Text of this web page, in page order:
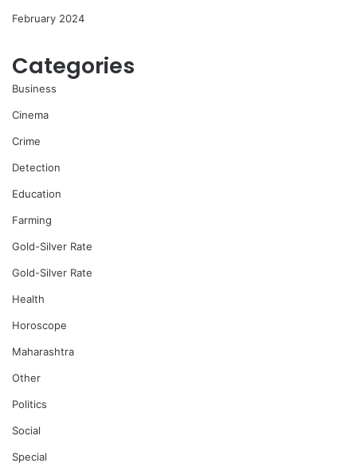
February 2024
Categories
Business
Cinema
Crime
Detection
Education
Farming
Gold-Silver Rate
Gold-Silver Rate
Health
Horoscope
Maharashtra
Other
Politics
Social
Special